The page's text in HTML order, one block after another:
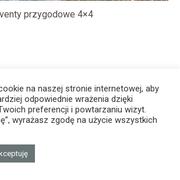
przygodowe 4×4
na naszej stronie internetowej, aby
odpowiednie wrażenia dzięki
preferencji i powtarzaniu wizyt.
wyrażasz zgodę na użycie wszystkich